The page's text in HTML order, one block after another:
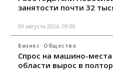
занятости почти 32
09 августа 2026, 09:00
Бизнес Общество
Спрос на машино-
области вырос в